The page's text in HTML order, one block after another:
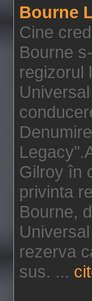
Bourne
Cine
Bourne
regizorul
Gilroy în
privinta
Bourne,
rezerva
sus. ...